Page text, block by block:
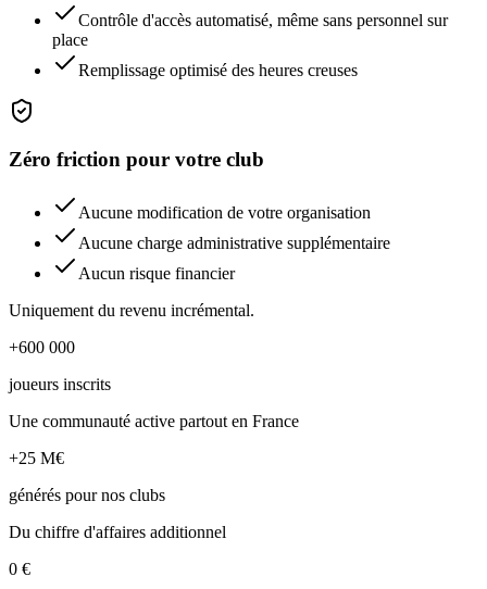
Contrôle d'accès automatisé, même sans personnel sur
place
Remplissage optimisé des heures creuses
Zéro friction pour votre club
Aucune modification de votre organisation
Aucune charge administrative supplémentaire
Aucun risque financier
Uniquement du revenu incrémental.
+600 000
joueurs inscrits
Une communauté active partout en France
+25 M€
générés pour nos clubs
Du chiffre d'affaires additionnel
0 €